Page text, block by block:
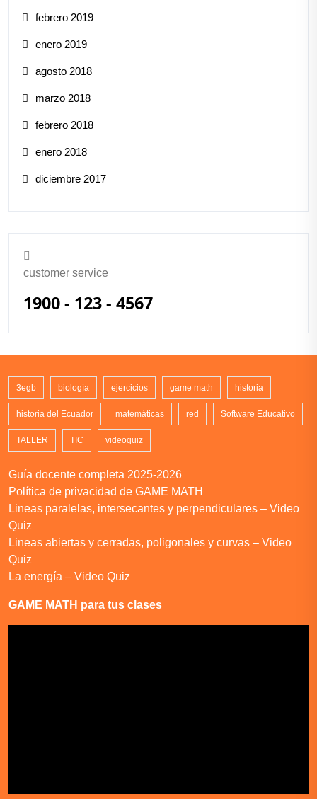
febrero 2019
enero 2019
agosto 2018
marzo 2018
febrero 2018
enero 2018
diciembre 2017
customer service
1900 - 123 - 4567
3egb biología ejercicios game math historia
historia del Ecuador matemáticas red Software Educativo
TALLER TIC videoquiz
Guía docente completa 2025-2026
Política de privacidad de GAME MATH
Lineas paralelas, intersecantes y perpendiculares – Video
Quiz
Lineas abiertas y cerradas, poligonales y curvas – Video
Quiz
La energía – Video Quiz
GAME MATH para tus clases